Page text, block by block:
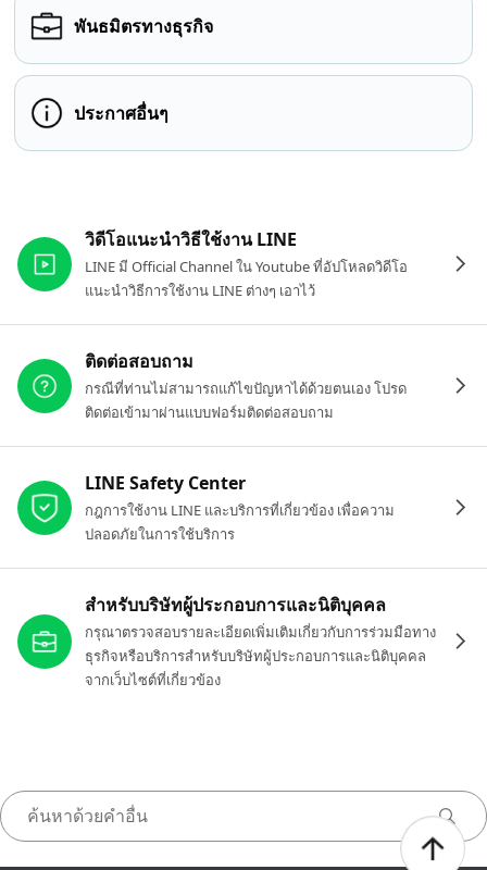
พันธมิตรทางธุรกิจ
ประกาศอื่นๆ
วิดีโอแนะนำวิธีใช้งาน LINE
LINE มี Official Channel ใน Youtube ที่อัปโหลดวิดีโอ
แนะนำวิธีการใช้งาน LINE ต่างๆ เอาไว้
ติดต่อสอบถาม
กรณีที่ท่านไม่สามารถแก้ไขปัญหาได้ด้วยตนเอง โปรด
ติดต่อเข้ามาผ่านแบบฟอร์มติดต่อสอบถาม
LINE Safety Center
กฎการใช้งาน LINE และบริการที่เกี่ยวข้อง เพื่อความ
ปลอดภัยในการใช้บริการ
สำหรับบริษัทผู้ประกอบการและนิติบุคคล
กรุณาตรวจสอบรายละเอียดเพิ่มเติมเกี่ยวกับการร่วมมือทาง
ธุรกิจหรือบริการสำหรับบริษัทผู้ประกอบการและนิติบุคคล
จากเว็บไซต์ที่เกี่ยวข้อง